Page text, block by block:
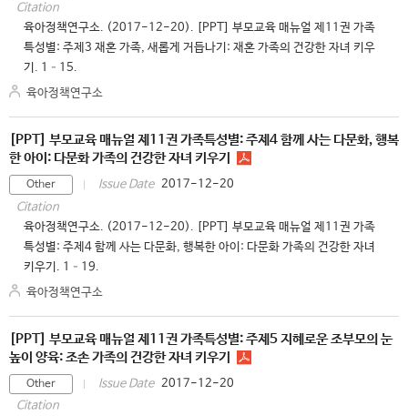
Citation
육아정책연구소. (2017-12-20). [PPT] 부모교육 매뉴얼 제11권 가족
특성별: 주제3 재혼 가족, 새롭게 거듭나기: 재혼 가족의 건강한 자녀 키우
기. 1–15.
육아정책연구소
[PPT] 부모교육 매뉴얼 제11권 가족특성별: 주제4 함께 사는 다문화, 행복
한 아이: 다문화 가족의 건강한 자녀 키우기
Other Issue Date 2017-12-20
Citation
육아정책연구소. (2017-12-20). [PPT] 부모교육 매뉴얼 제11권 가족
특성별: 주제4 함께 사는 다문화, 행복한 아이: 다문화 가족의 건강한 자녀
키우기. 1–19.
육아정책연구소
[PPT] 부모교육 매뉴얼 제11권 가족특성별: 주제5 지혜로운 조부모의 눈
높이 양육: 조손 가족의 건강한 자녀 키우기
Other Issue Date 2017-12-20
Citation